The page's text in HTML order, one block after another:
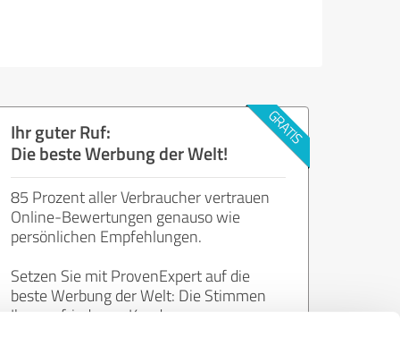
Ihr guter Ruf:
Die beste Werbung der Welt!
85 Prozent aller Verbraucher vertrauen
Online-Bewertungen genauso wie
persönlichen Empfehlungen.
Setzen Sie mit ProvenExpert auf die
beste Werbung der Welt: Die Stimmen
Ihrer zufriedenen Kunden.